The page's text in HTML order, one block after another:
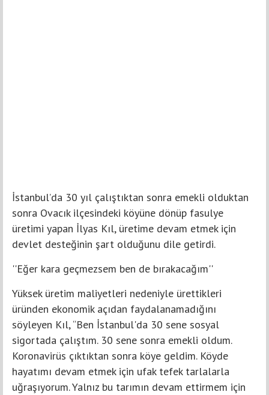
İstanbul’da 30 yıl çalıştıktan sonra emekli olduktan
sonra Ovacık ilçesindeki köyüne dönüp fasulye
üretimi yapan İlyas Kıl, üretime devam etmek için
devlet desteğinin şart olduğunu dile getirdi.
''Eğer kara geçmezsem ben de bırakacağım''
Yüksek üretim maliyetleri nedeniyle ürettikleri
üründen ekonomik açıdan faydalanamadığını
söyleyen Kıl, “Ben İstanbul'da 30 sene sosyal
sigortada çalıştım. 30 sene sonra emekli oldum.
Koronavirüs çıktıktan sonra köye geldim. Köyde
hayatımı devam etmek için ufak tefek tarlalarla
uğraşıyorum. Yalnız bu tarımın devam ettirmem için